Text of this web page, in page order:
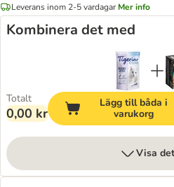
Leverans inom 2-5 vardagar Mer info
Kombinera det med
Totalt
0,00 kr
Lägg till båda i
varukorg
Visa